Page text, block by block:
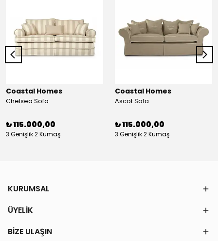
Coastal Homes
Chelsea Sofa
₺ 115.000,00
3 Genişlik 2 Kumaş
Coastal Homes
Ascot Sofa
₺ 115.000,00
3 Genişlik 2 Kumaş
KURUMSAL
ÜYELİK
BİZE ULAŞIN